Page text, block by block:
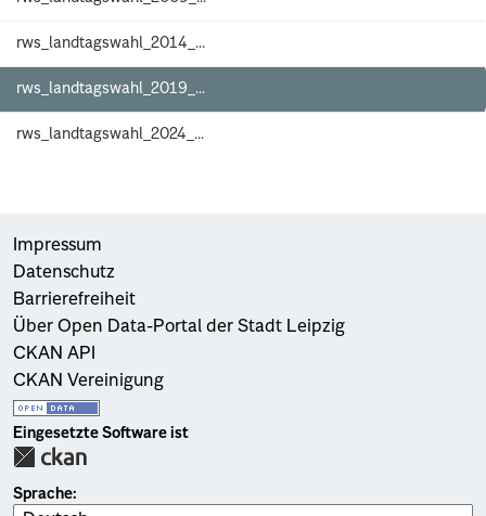
rws_landtagswahl_2014_...
rws_landtagswahl_2019_...
rws_landtagswahl_2024_...
Impressum
Datenschutz
Barrierefreiheit
Über Open Data-Portal der Stadt Leipzig
CKAN API
CKAN Vereinigung
Eingesetzte Software ist
Sprache